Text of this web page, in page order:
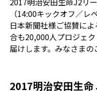
（14:00キックオフ／
日本新聞社様ご協賛に
合も20,000人プロジェ
届けします。みなさまの
2017明治安田生